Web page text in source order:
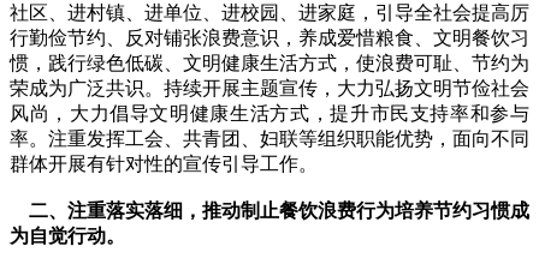
社区、进村镇、进单位、进校园、进家庭，引导全社会提高厉
行勤俭节约、反对铺张浪费意识，养成爱惜粮食、文明餐饮习
惯，践行绿色低碳、文明健康生活方式，使浪费可耻、节约为
荣成为广泛共识。持续开展主题宣传，大力弘扬文明节俭社会
风尚，大力倡导文明健康生活方式，提升市民支持率和参与
率。注重发挥工会、共青团、妇联等组织职能优势，面向不同
群体开展有针对性的宣传引导工作。
二、注重落实落细，推动制止餐饮浪费行为培养节约习惯成
为自觉行动。